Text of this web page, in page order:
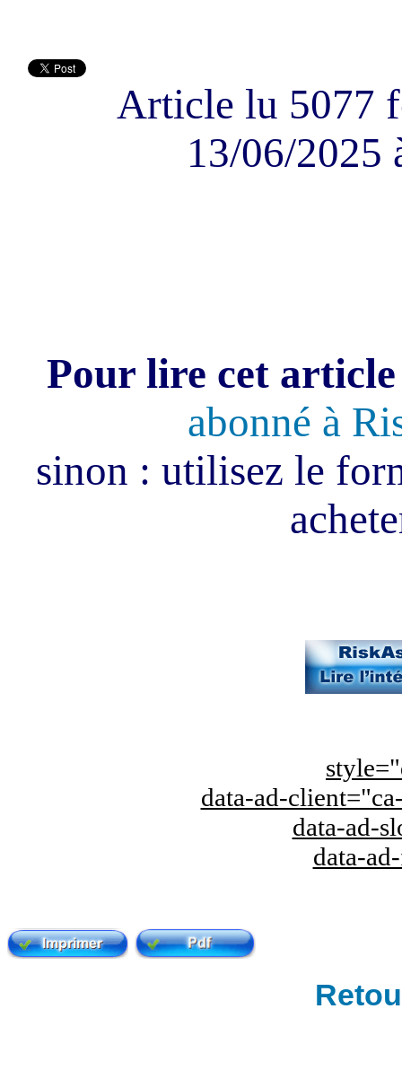
Article lu 5077
13/06/2025
Pour lire cet
abonné à
sinon : utilisez le
data-ad-
data-ad-
data-